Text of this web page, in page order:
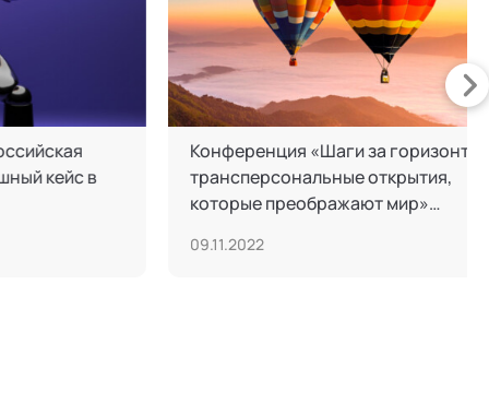
научно-
событием в
Практики управленческого
образования для решения
реальных задач бизнеса
19.05.2025